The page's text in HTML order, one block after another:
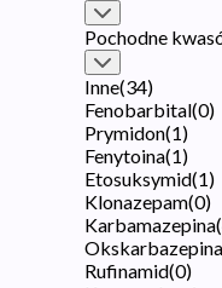
Pochodne
Inne(34)
Fenobarbital(0)
Prymidon(1)
Fenytoina(1)
Etosuksymid(1)
Klonazepam(0)
Karbamazepina(
Okskarbazepina
Rufinamid(0)